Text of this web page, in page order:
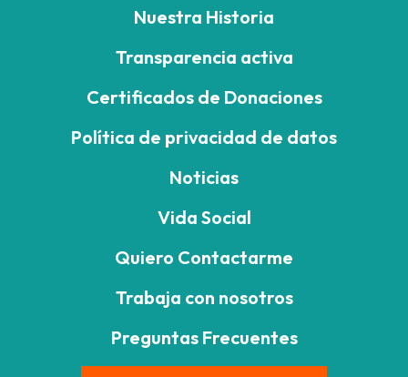
Nuestra Historia
Transparencia activa
Certificados de Donaciones
Política de privacidad de datos
Noticias
Vida Social
Quiero Contactarme
Trabaja con nosotros
Preguntas Frecuentes